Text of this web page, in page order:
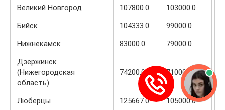
Великий Новгород
107800.0 103000.0
Бийск
104333.0 99000.0
Нижнекамск
83000.0 79000.0
Дзержинск
(Нижегородская
область)
74200.0 71000.0
Люберцы 125667.0 105000.0